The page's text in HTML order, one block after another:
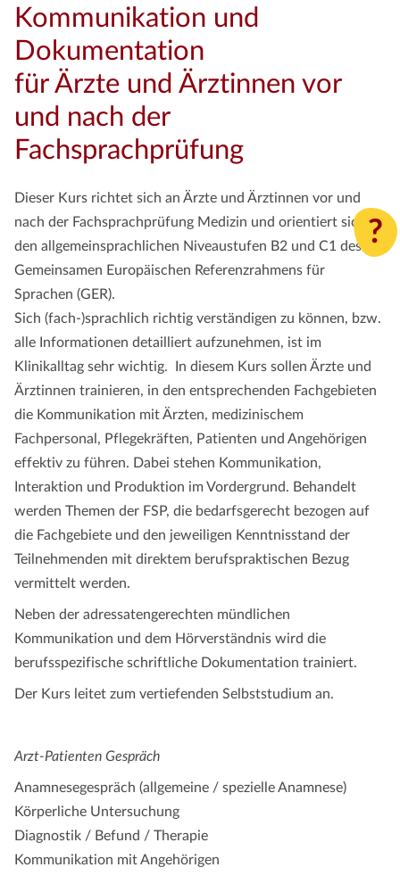
Kommunikation und
Dokumentation
für Ärzte und Ärztinnen vor
und nach der
Fachsprachprüfung
Dieser Kurs richtet sich an Ärzte und Ärztinnen vor und
nach der Fachsprachprüfung Medizin und orientiert sich an
den allgemeinsprachlichen Niveaustufen B2 und C1 des
Gemeinsamen Europäischen Referenzrahmens für
Sprachen (GER).
Sich (fach-)sprachlich richtig verständigen zu können, bzw.
alle Informationen detailliert aufzunehmen, ist im
Klinikalltag sehr wichtig. In diesem Kurs sollen Ärzte und
Ärztinnen trainieren, in den entsprechenden Fachgebieten
die Kommunikation mit Ärzten, medizinischem
Fachpersonal, Pflegekräften, Patienten und Angehörigen
effektiv zu führen. Dabei stehen Kommunikation,
Interaktion und Produktion im Vordergrund. Behandelt
werden Themen der FSP, die bedarfsgerecht bezogen auf
die Fachgebiete und den jeweiligen Kenntnisstand der
Teilnehmenden mit direktem berufspraktischen Bezug
vermittelt werden.
Neben der adressatengerechten mündlichen
Kommunikation und dem Hörverständnis wird die
berufsspezifische schriftliche Dokumentation trainiert.
Der Kurs leitet zum vertiefenden Selbststudium an.
Arzt-Patienten Gespräch
Anamnesegespräch (allgemeine / spezielle Anamnese)
Körperliche Untersuchung
Diagnostik / Befund / Therapie
Kommunikation mit Angehörigen
?